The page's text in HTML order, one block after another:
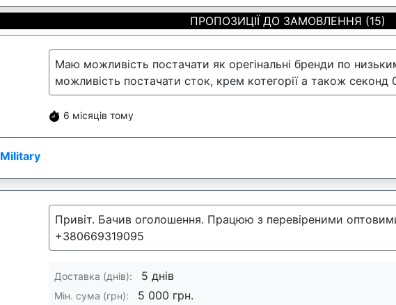
ПРОПОЗИЦІЇ ДО ЗАМОВЛЕННЯ (15)
Маю можливість постачати як орегінальні бренди по
можливість постачати сток, крем котегорії а також секонд
6 місяців тому
Military
Привіт. Бачив оголошення. Працюю з перевіреними
+380669319095
Доставка (днів): 5 днів
Мін. сума (грн): 5 000 грн.